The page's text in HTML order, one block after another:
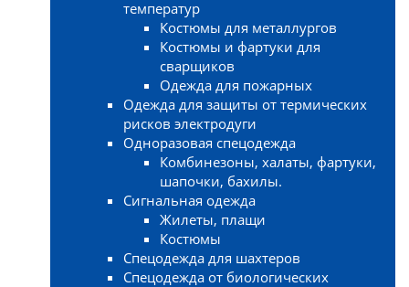
температур
Костюмы для металлургов
Костюмы и фартуки для
сварщиков
Одежда для пожарных
Одежда для защиты от термических
рисков электродуги
Одноразовая спецодежда
Комбинезоны, халаты, фартуки,
шапочки, бахилы.
Сигнальная одежда
Жилеты, плащи
Костюмы
Спецодежда для шахтеров
Спецодежда от биологических